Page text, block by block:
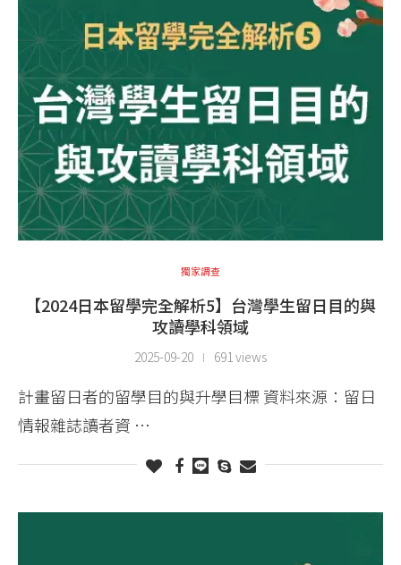
獨家調查
【2024日本留學完全解析5】台灣學生留日目的與
攻讀學科領域
2025-09-20 691 views
計畫留日者的留學目的與升學目標 資料來源：留日
情報雜誌讀者資 …